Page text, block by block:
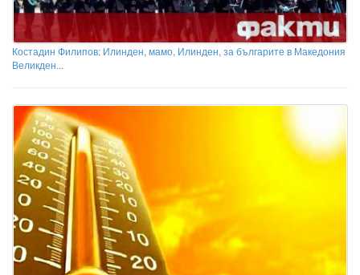
Костадин Филипов: Илинден, мамо, Илинден, за българите в Македония
Великден...